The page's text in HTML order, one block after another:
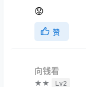
😟
赞
向钱看
★★ Lv2